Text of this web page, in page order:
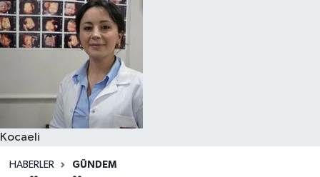
Kocaeli
HABERLER GÜNDEM